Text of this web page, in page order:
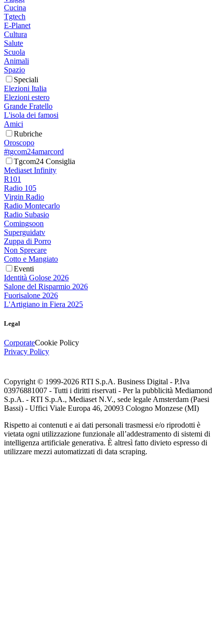
Cucina
Tgtech
E-Planet
Cultura
Salute
Scuola
Animali
Spazio
Speciali
Elezioni Italia
Elezioni estero
Grande Fratello
L'isola dei famosi
Amici
Rubriche
Oroscopo
#tgcom24amarcord
Tgcom24 Consiglia
Mediaset Infinity
R101
Radio 105
Virgin Radio
Radio Montecarlo
Radio Subasio
Comingsoon
Superguidatv
Zuppa di Porro
Non Sprecare
Cotto e Mangiato
Eventi
Identità Golose 2026
Salone del Risparmio 2026
Fuorisalone 2026
L'Artigiano in Fiera 2025
Legal
CorporateCookie Policy
Privacy Policy
Copyright © 1999-2026 RTI S.p.A. Business Digital - P.Iva
03976881007 - Tutti i diritti riservati - Per la pubblicità Mediamond
S.p.A. - RTI S.p.A., Mediaset N.V., sede legale Amsterdam (Paesi
Bassi) - Uffici Viale Europa 46, 20093 Cologno Monzese (MI)
Rispetto ai contenuti e ai dati personali trasmessi e/o riprodotti è
vietata ogni utilizzazione funzionale all’addestramento di sistemi di
intelligenza artificiale generativa. È altresì fatto divieto espresso di
utilizzare mezzi automatizzati di data scraping.